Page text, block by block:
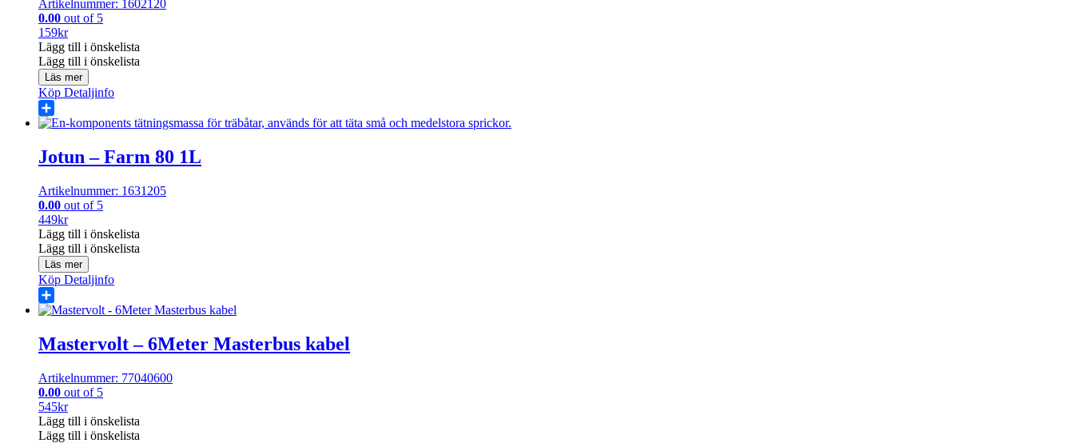
Artikelnummer: 1602120
0.00 out of 5
159kr
Lägg till i önskelista
Lägg till i önskelista
Läs mer
Köp Detaljinfo
Share
Jotun – Farm 80 1L
Artikelnummer: 1631205
0.00 out of 5
449kr
Lägg till i önskelista
Lägg till i önskelista
Läs mer
Köp Detaljinfo
Share
Mastervolt – 6Meter Masterbus kabel
Artikelnummer: 77040600
0.00 out of 5
545kr
Lägg till i önskelista
Lägg till i önskelista